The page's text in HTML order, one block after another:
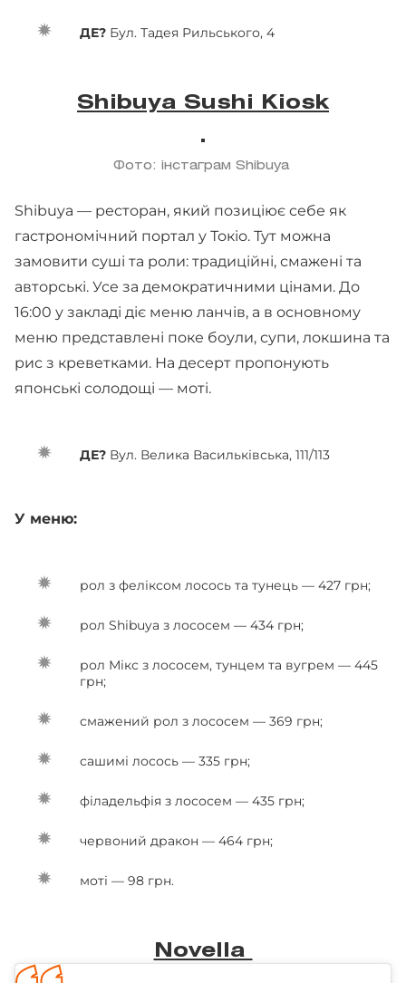
ДЕ? Бул. Тадея Рильського, 4
Shibuya Sushi Kiosk
Фото: інстаграм Shibuya
Shibuya — ресторан, який позиціює себе як
гастрономічний портал у Токіо. Тут можна
замовити суші та роли: традиційні, смажені та
авторські. Усе за демократичними цінами. До
16:00 у закладі діє меню ланчів, а в основному
меню представлені поке боули, супи, локшина та
рис з креветками. На десерт пропонують
японські солодощі — моті.
ДЕ? Вул. Велика Васильківська, 111/113
У меню:
рол з феліксом лосось та тунець — 427 грн;
рол Shibuya з лососем — 434 грн;
рол Мікс з лососем, тунцем та вугрем — 445
грн;
смажений рол з лососем — 369 грн;
сашимі лосось — 335 грн;
філадельфія з лососем — 435 грн;
червоний дракон — 464 грн;
моті — 98 грн.
Novella